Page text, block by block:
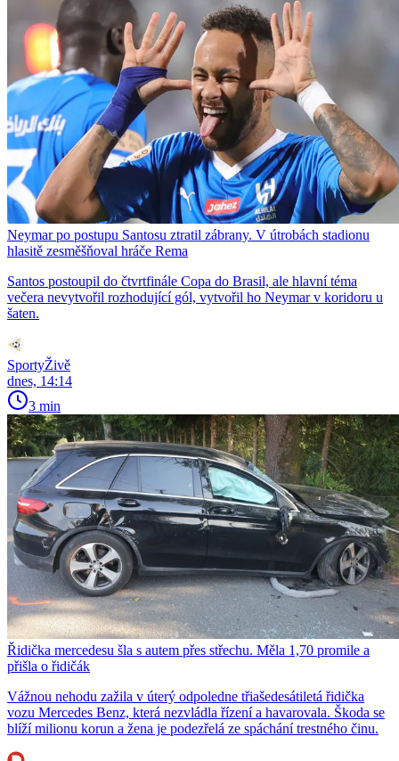
Neymar po postupu Santosu ztratil zábrany. V útrobách stadionu
hlasitě zesměšňoval hráče Rema
Santos postoupil do čtvrtfinále Copa do Brasil, ale hlavní téma
večera nevytvořil rozhodující gól, vytvořil ho Neymar v koridoru u
šaten.
SportyŽivě
dnes, 14:14
3 min
Řidička mercedesu šla s autem přes střechu. Měla 1,70 promile a
přišla o řidičák
Vážnou nehodu zažila v úterý odpoledne třiašedesátiletá řidička
vozu Mercedes Benz, která nezvládla řízení a havarovala. Škoda se
blíží milionu korun a žena je podezřelá ze spáchání trestného činu.